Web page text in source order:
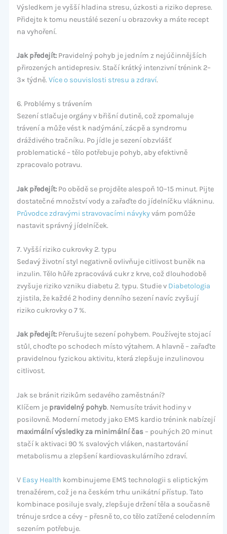
Výsledkem je vyšší hladina stresu, úzkosti a riziko deprese.
Přidejte k tomu neustálé sezení u obrazovky a máte recept
na vyhoření.
Jak předejít:Pravidelný pohyb je jedním z nejúčinnějších
přirozených antidepresiv. Stačí krátký intenzivní trénink 2–
3× týdně. Více o souvislosti stresu a zdraví.
6. Problémy s trávením
Sezení stlačuje orgány v břišní dutině, což zpomaluje
trávení a může vést k nadýmání, zácpě a syndromu
dráždivého tračníku. Po jídle je sezení obzvlášť
problematické – tělo potřebuje pohyb, aby efektivně
zpracovalo potravu.
Jak předejít:Po obědě se projděte alespoň 10–15 minut. Pijte
dostatečné množství vody a zařaďte do jídelníčku vlákninu.
Průvodce zdravými stravovacími návykyvám pomůže
nastavit správný jídelníček.
7. Vyšší riziko cukrovky 2. typu
Sedavý životní styl negativně ovlivňuje citlivost buněk na
inzulin. Tělo hůře zpracovává cukr z krve, což dlouhodobě
zvyšuje riziko vzniku diabetu 2. typu. Studie v Diabetologia
zjistila, že každé 2 hodiny denního sezení navíc zvyšují
riziko cukrovky o 7 %.
Jak předejít:Přerušujte sezení pohybem. Používejte stojací
stůl, choďte po schodech místo výtahem. A hlavně – zařaďte
pravidelnou fyzickou aktivitu, která zlepšuje inzulinovou
citlivost.
Jak se bránit rizikům sedavého zaměstnání?
Klíčem je pravidelný pohyb. Nemusíte trávit hodiny v
posilovně. Moderní metody jako EMS kardio trénink nabízejí
maximální výsledky za minimální čas– pouhých 20 minut
stačí k aktivaci 90 % svalových vláken, nastartování
metabolismu a zlepšení kardiovaskulárního zdraví.
V Easy Health kombinujeme EMS technologii s eliptickým
trenažérem, což je na českém trhu unikátní přístup. Tato
kombinace posiluje svaly, zlepšuje držení těla a současně
trénuje srdce a cévy – přesně to, co tělo zatížené celodenním
sezením potřebuje.